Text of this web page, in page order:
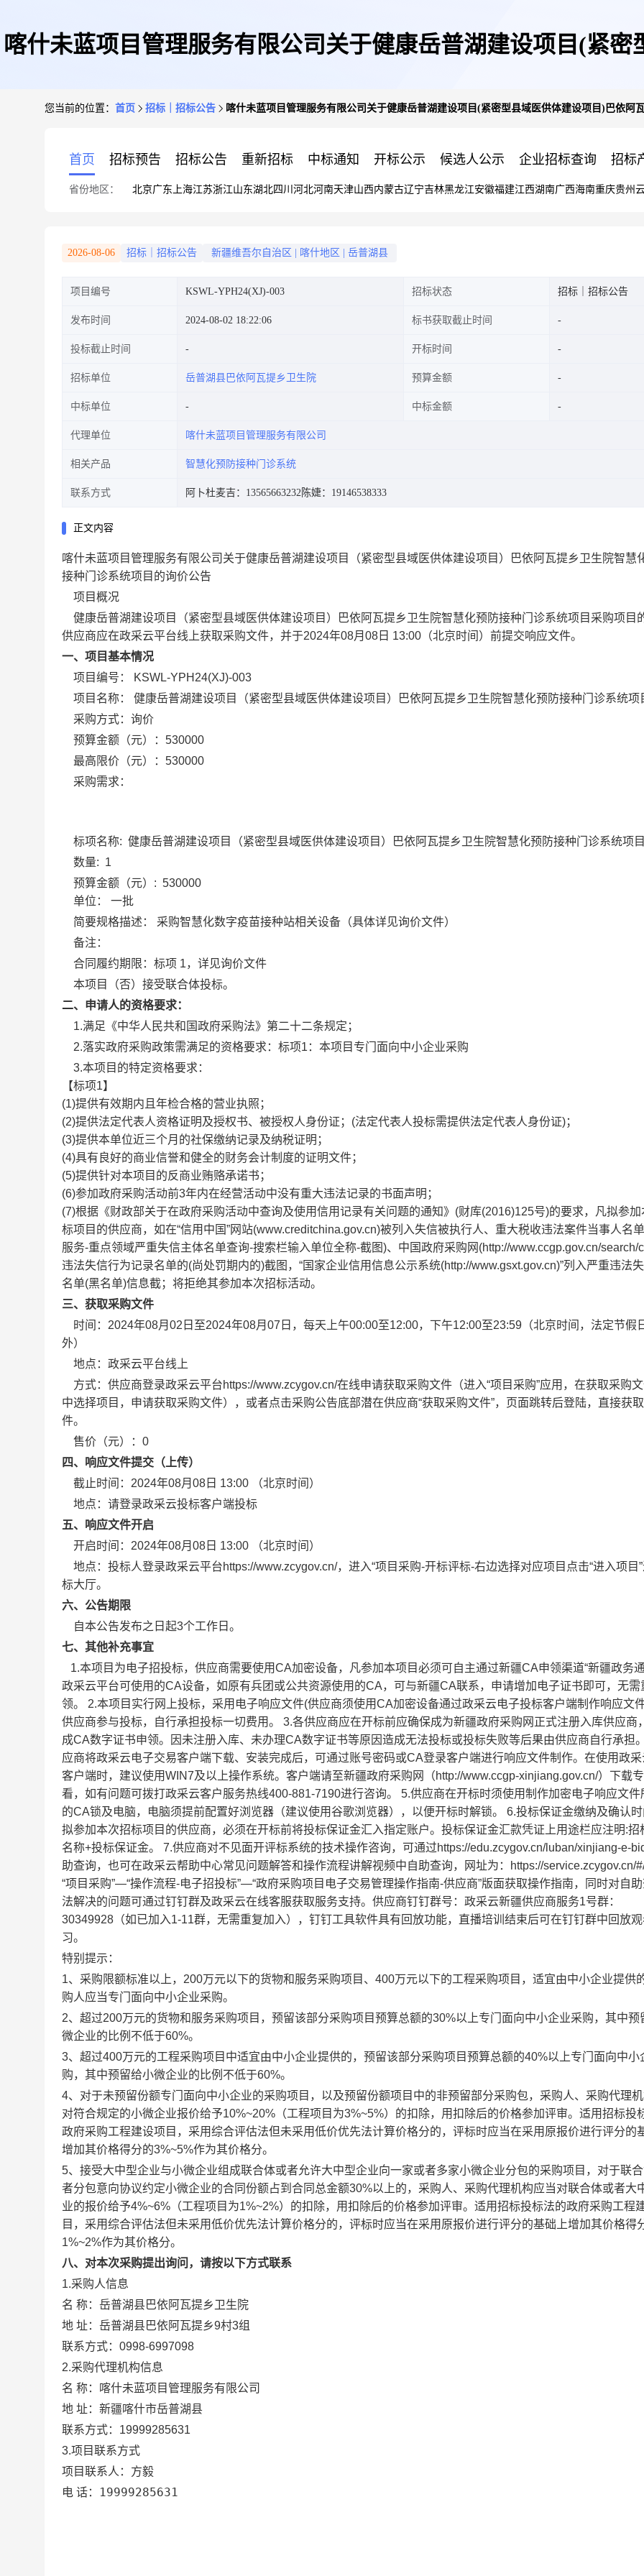
喀什未蓝项目管理服务有限公司关于健康岳普湖建设项目(紧
您当前的位置： 首页 招标｜招标公告 喀什未蓝项目管理服务有限公司关于健康岳普湖建设项目(紧密型县域医供体建设项目)巴依阿
首页 招标预告 招标公告 重新招标 中标通知 开标公示 候选人公示 企业招标查询 招标
省份地区： 北京广东 上海江苏浙江山东湖北四川 河北河南天津山西内蒙古辽宁吉林黑龙江安徽福建江西湖南广西海南重庆贵州
2026-08-06 招标｜招标公告 新疆维吾尔自治区 喀什地区 岳普湖县
项目编号 KSWL-YPH24(XJ)-003 招标状态 招标｜招标公告
发布时间 2024-08-02 18:22:06 标书获取截止时间
投标截止时间 开标时间
招标单位 岳普湖县巴依阿瓦提乡卫生院 预算金额
中标单位 中标金额
代理单位 喀什未蓝项目管理服务有限公司
相关产品 智慧化预防接种门诊系统
联系方式 阿卜杜麦吉：13565663232陈婕：19146538333
正文内容
喀什未蓝项目管理服务有限公司关于健康岳普湖建设项目（紧密型县域医供体建设项目）巴依阿瓦提乡卫生院智慧
接种门诊系统项目的询价公告
项目概况
健康岳普湖建设项目（紧密型县域医供体建设项目）巴依阿瓦提乡卫生院智慧化预防接种门诊系统项目 采购项目
供应商应在政采云平台线上获取采购文件，并于2024年08月08日 13:00 （北京时间）前提交响应文件。
一、项目基本情况
项目编号：
KSWL-YPH24(XJ)-003
项目名称： 健康岳普湖建设项目（紧密型县域医供体建设项目）巴依阿瓦提乡卫生院智慧化预防接种门诊系统项
采购方式：询价
预算金额（元）： 530000
最高限价（元）： 530000
采购需求：
标项名称: 健康岳普湖建设项目（紧密型县域医供体建设项目）巴依阿瓦提乡卫生院智慧化预防接种门诊系统项
数量: 1
预算金额（元）: 530000
单位： 一批
简要规格描述： 采购智慧化数字疫苗接种站相关设备（具体详见询价文件）
备注：
合同履约期限： 标项 1，详见询价文件
本项目（否）接受联合体投标。
二、申请人的资格要求：
1.满足《中华人民共和国政府采购法》第二十二条规定；
2.落实政府采购政策需满足的资格要求： 标项1：本项目专门面向中小企业采购
3.本项目的特定资格要求：
【标项1】
(1)提供有效期内且年检合格的营业执照；
(2)提供法定代表人资格证明及授权书、被授权人身份证；(法定代表人投标需提供法定代表人身份证)；
(3)提供本单位近三个月的社保缴纳记录及纳税证明；
(4)具有良好的商业信誉和健全的财务会计制度的证明文件；
(5)提供针对本项目的反商业贿赂承诺书；
(6)参加政府采购活动前3年内在经营活动中没有重大违法记录的书面声明；
(7)根据《财政部关于在政府采购活动中查询及使用信用记录有关问题的通知》(财库(2016)125号)的要求，凡拟参加
标项目的供应商，如在“信用中国”网站(www.creditchina.gov.cn)被列入失信被执行人、重大税收违法案件当事人名
服务-重点领域严重失信主体名单查询-搜索栏输入单位全称-截图)、中国政府采购网(http://www.ccgp.gov.cn/search/
违法失信行为记录名单的(尚处罚期内的)截图，“国家企业信用信息公示系统(http://www.gsxt.gov.cn)”列入严重违法
名单(黑名单)信息截；将拒绝其参加本次招标活动。
三、获取采购文件
时间： 2024年08月02日 至2024年08月07日 ，每天上午00:00至12:00，下午12:00至23:59 （北京时间，法定节假
外）
地点： 政采云平台线上
方式： 供应商登录政采云平台https://www.zcygov.cn/在线申请获取采购文件（进入“项目采购”应用，在获取采购
中选择项目，申请获取采购文件），或者点击采购公告底部潜在供应商“获取采购文件”，页面跳转后登陆，直接获
件。
售价（元）： 0
四、响应文件提交（上传）
截止时间： 2024年08月08日 13:00 （北京时间）
地点： 请登录政采云投标客户端投标
五、响应文件开启
开启时间： 2024年08月08日 13:00 （北京时间）
地点： 投标人登录政采云平台https://www.zcygov.cn/，进入“项目采购-开标评标-右边选择对应项目点击“进入项目
标大厅。
六、公告期限
自本公告发布之日起3个工作日。
七、其他补充事宜
1.本项目为电子招投标，供应商需要使用CA加密设备，凡参加本项目必须可自主通过新疆CA申领渠道“新疆政务
政采云平台可使用的CA设备，如原有兵团或公共资源使用的CA，可与新疆CA联系，申请增加电子证书即可，无需
领。 2.本项目实行网上投标，采用电子响应文件(供应商须使用CA加密设备通过政采云电子投标客户端制作响应文
供应商参与投标，自行承担投标一切费用。 3.各供应商应在开标前应确保成为新疆政府采购网正式注册入库供应商
成CA数字证书申领。因未注册入库、未办理CA数字证书等原因造成无法投标或投标失败等后果由供应商自行承担
应商将政采云电子交易客户端下载、安装完成后，可通过账号密码或CA登录客户端进行响应文件制作。在使用政
客户端时，建议使用WIN7及以上操作系统。客户端请至新疆政府采购网（http://www.ccgp-xinjiang.gov.cn/）下载
看，如有问题可拨打政采云客户服务热线400-881-7190进行咨询。 5.供应商在开标时须使用制作加密电子响应文件
的CA锁及电脑，电脑须提前配置好浏览器（建议使用谷歌浏览器），以便开标时解锁。 6.投标保证金缴纳及确认
拟参加本次招标项目的供应商，必须在开标前将投标保证金汇入指定账户。投标保证金汇款凭证上用途栏应注明:招
名称+投标保证金。 7.供应商对不见面开评标系统的技术操作咨询，可通过https://edu.zcygov.cn/luban/xinjiang-e-
助查询，也可在政采云帮助中心常见问题解答和操作流程讲解视频中自助查询，网址为：https://service.zcygov.cn/
“项目采购”—“操作流程-电子招投标”—“政府采购项目电子交易管理操作指南-供应商”版面获取操作指南，同时对自
法解决的问题可通过钉钉群及政采云在线客服获取服务支持。供应商钉钉群号：政采云新疆供应商服务1号群：
30349928（如已加入1-11群，无需重复加入），钉钉工具软件具有回放功能，直播培训结束后可在钉钉群中回放
习。
特别提示：
1、采购限额标准以上，200万元以下的货物和服务采购项目、400万元以下的工程采购项目，适宜由中小企业提供
购人应当专门面向中小企业采购。
2、超过200万元的货物和服务采购项目，预留该部分采购项目预算总额的30%以上专门面向中小企业采购，其中预
微企业的比例不低于60%。
3、超过400万元的工程采购项目中适宜由中小企业提供的，预留该部分采购项目预算总额的40%以上专门面向中小
购，其中预留给小微企业的比例不低于60%。
4、对于未预留份额专门面向中小企业的采购项目，以及预留份额项目中的非预留部分采购包，采购人、采购代理
对符合规定的小微企业报价给予10%~20%（工程项目为3%~5%）的扣除，用扣除后的价格参加评审。适用招标投
政府采购工程建设项目，采用综合评估法但未采用低价优先法计算价格分的，评标时应当在采用原报价进行评分的
增加其价格得分的3%~5%作为其价格分。
5、接受大中型企业与小微企业组成联合体或者允许大中型企业向一家或者多家小微企业分包的采购项目，对于联
者分包意向协议约定小微企业的合同份额占到合同总金额30%以上的，采购人、采购代理机构应当对联合体或者大
业的报价给予4%~6%（工程项目为1%~2%）的扣除，用扣除后的价格参加评审。适用招标投标法的政府采购工程
目，采用综合评估法但未采用低价优先法计算价格分的，评标时应当在采用原报价进行评分的基础上增加其价格得
1%~2%作为其价格分。
八、对本次采购提出询问，请按以下方式联系
1.采购人信息
名 称： 岳普湖县巴依阿瓦提乡卫生院
地 址： 岳普湖县巴依阿瓦提乡9村3组
联系方式： 0998-6997098
2.采购代理机构信息
名 称：
喀什未蓝项目管理服务有限公司
地 址： 新疆喀什市岳普湖县
联系方式： 19999285631
3.项目联系方式
项目联系人： 方毅
电 话： 19999285631